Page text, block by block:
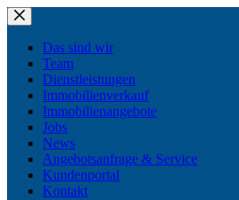
Zum
Inhalt
springenDas sind wir
Team
Dienstleistungen
Immobilienverkauf
Immobilienangebote
Jobs
News
Angebotsanfrage & Service
Kundenportal
Kontakt